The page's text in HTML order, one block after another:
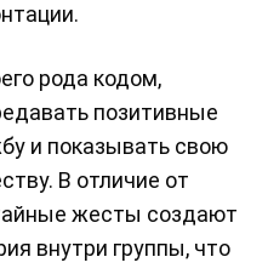
рода кодом,
позитивные
и показывать свою
В отличие от
жесты создают
внутри группы, что